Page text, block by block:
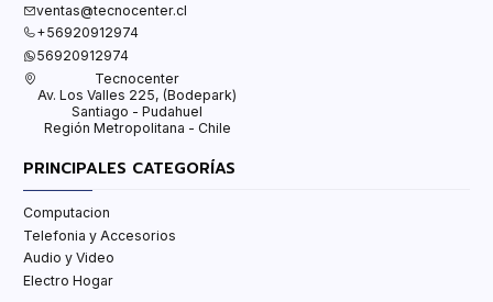
ventas@tecnocenter.cl
+56920912974
56920912974
Tecnocenter
Av. Los Valles 225, (Bodepark)
Santiago - Pudahuel
Región Metropolitana - Chile
PRINCIPALES CATEGORÍAS
Computacion
Telefonia y Accesorios
Audio y Video
Electro Hogar